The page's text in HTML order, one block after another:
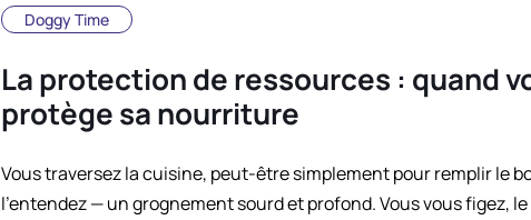
Doggy Time
La protection de ressources : quand
protège sa nourriture
Vous traversez la cuisine, peut-être simplement pour remplir le
l’entendez — un grognement sourd et profond. Vous vous figez,